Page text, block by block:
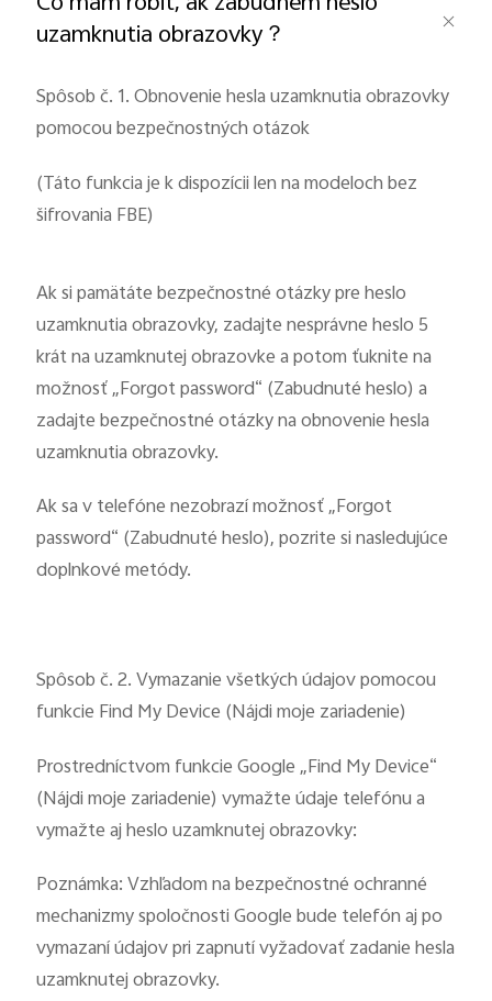
uzamknutia obrazovky？
Spôsob č. 1. Obnovenie hesla uzamknutia obrazovky
pomocou bezpečnostných otázok
(Táto funkcia je k dispozícii len na modeloch bez
šifrovania FBE)
Ak si pamätáte bezpečnostné otázky pre heslo
uzamknutia obrazovky, zadajte nesprávne heslo 5
krát na uzamknutej obrazovke a potom ťuknite na
možnosť „Forgot password“ (Zabudnuté heslo) a
zadajte bezpečnostné otázky na obnovenie hesla
uzamknutia obrazovky.
Ak sa v telefóne nezobrazí možnosť „Forgot
password“ (Zabudnuté heslo), pozrite si nasledujúce
doplnkové metódy.
Spôsob č. 2. Vymazanie všetkých údajov pomocou
funkcie Find My Device (Nájdi moje zariadenie)
Prostredníctvom funkcie Google „Find My Device“
(Nájdi moje zariadenie) vymažte údaje telefónu a
vymažte aj heslo uzamknutej obrazovky:
Poznámka: Vzhľadom na bezpečnostné ochranné
mechanizmy spoločnosti Google bude telefón aj po
vymazaní údajov pri zapnutí vyžadovať zadanie hesla
uzamknutej obrazovky.